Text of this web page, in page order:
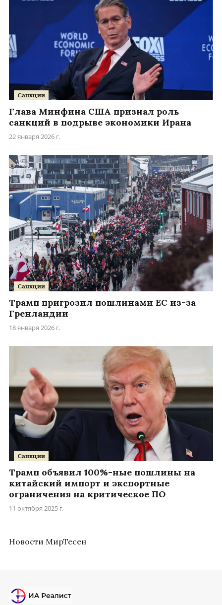
Санкции
Глава Минфина США признал роль
санкций в подрыве экономики Ирана
22 января 2026 г.
Санкции
Трамп пригрозил пошлинами ЕС из-за
Гренландии
18 января 2026 г.
Санкции
Трамп объявил 100%-ные пошлины на
китайский импорт и экспортные
ограничения на критическое ПО
11 октября 2025 г.
Новости МирТесен